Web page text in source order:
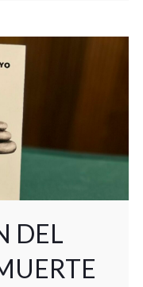
DEL